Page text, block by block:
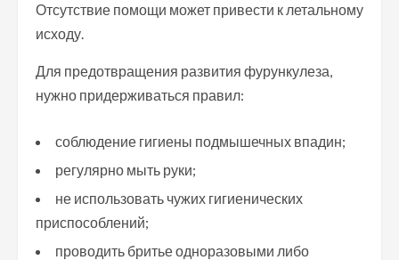
Отсутствие помощи может привести к летальному
исходу.
Для предотвращения развития фурункулеза,
нужно придерживаться правил:
соблюдение гигиены подмышечных впадин;
регулярно мыть руки;
не использовать чужих гигиенических
приспособлений;
проводить бритье одноразовыми либо